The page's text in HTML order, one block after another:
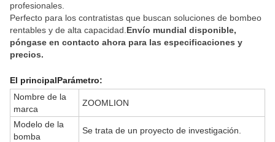
profesionales.
Perfecto para los contratistas que buscan soluciones de bombeo
rentables y de alta capacidad. Envío mundial disponible,
póngase en contacto ahora para las especificaciones y
precios.
El principalParámetro:
Nombre de la
marca
ZOOMLION
Modelo de la
bomba
Se trata de un proyecto de investigación.